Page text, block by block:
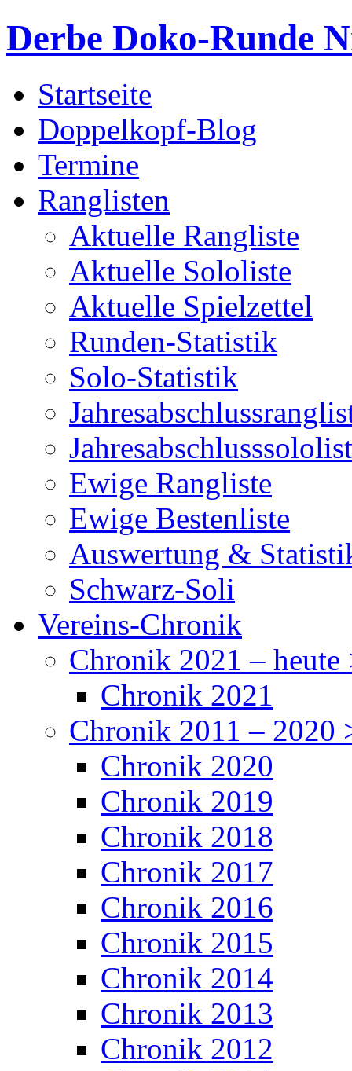
Derbe Doko-Runde
Startseite
Doppelkopf-Blog
Termine
Ranglisten
Aktuelle Rangliste
Aktuelle Sololiste
Aktuelle Spielzettel
Runden-Statistik
Solo-Statistik
Ewige Rangliste
Ewige Bestenliste
Auswertung &
Schwarz-Soli
Vereins-Chronik
Chronik 2021 – heute
Chronik 2021
Chronik 2011 – 2020
Chronik 2020
Chronik 2019
Chronik 2018
Chronik 2017
Chronik 2016
Chronik 2015
Chronik 2014
Chronik 2013
Chronik 2012